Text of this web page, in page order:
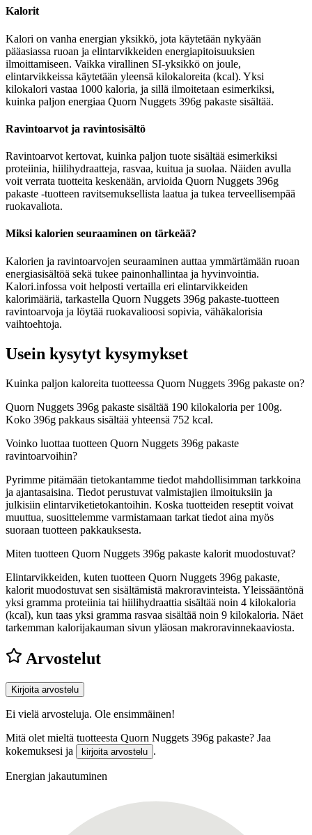
Kalorit
Kalori on vanha energian yksikkö, jota käytetään nykyään
pääasiassa ruoan ja elintarvikkeiden energiapitoisuuksien
ilmoittamiseen. Vaikka virallinen SI-yksikkö on joule,
elintarvikkeissa käytetään yleensä kilokaloreita (kcal). Yksi
kilokalori vastaa 1000 kaloria, ja sillä ilmoitetaan esimerkiksi,
kuinka paljon energiaa Quorn Nuggets 396g pakaste sisältää.
Ravintoarvot ja ravintosisältö
Ravintoarvot kertovat, kuinka paljon tuote sisältää esimerkiksi
proteiinia, hiilihydraatteja, rasvaa, kuitua ja suolaa. Näiden avulla
voit verrata tuotteita keskenään, arvioida Quorn Nuggets 396g
pakaste -tuotteen ravitsemuksellista laatua ja tukea terveellisempää
ruokavaliota.
Miksi kalorien seuraaminen on tärkeää?
Kalorien ja ravintoarvojen seuraaminen auttaa ymmärtämään ruoan
energiasisältöä sekä tukee painonhallintaa ja hyvinvointia.
Kalori.infossa voit helposti vertailla eri elintarvikkeiden
kalorimääriä, tarkastella Quorn Nuggets 396g pakaste-tuotteen
ravintoarvoja ja löytää ruokavalioosi sopivia, vähäkalorisia
vaihtoehtoja.
Usein kysytyt kysymykset
Kuinka paljon kaloreita tuotteessa Quorn Nuggets 396g pakaste on?
Quorn Nuggets 396g pakaste sisältää 190 kilokaloria per 100g.
Koko 396g pakkaus sisältää yhteensä 752 kcal.
Voinko luottaa tuotteen Quorn Nuggets 396g pakaste
ravintoarvoihin?
Pyrimme pitämään tietokantamme tiedot mahdollisimman tarkkoina
ja ajantasaisina. Tiedot perustuvat valmistajien ilmoituksiin ja
julkisiin elintarviketietokantoihin. Koska tuotteiden reseptit voivat
muuttua, suosittelemme varmistamaan tarkat tiedot aina myös
suoraan tuotteen pakkauksesta.
Miten tuotteen Quorn Nuggets 396g pakaste kalorit muodostuvat?
Elintarvikkeiden, kuten tuotteen Quorn Nuggets 396g pakaste,
kalorit muodostuvat sen sisältämistä makroravinteista. Yleissääntönä
yksi gramma proteiinia tai hiilihydraattia sisältää noin 4 kilokaloria
(kcal), kun taas yksi gramma rasvaa sisältää noin 9 kilokaloria. Näet
tarkemman kalorijakauman sivun yläosan makroravinnekaaviosta.
Arvostelut
Kirjoita arvostelu
Ei vielä arvosteluja. Ole ensimmäinen!
Mitä olet mieltä tuotteesta Quorn Nuggets 396g pakaste? Jaa
kokemuksesi ja
kirjoita arvostelu .
Energian jakautuminen